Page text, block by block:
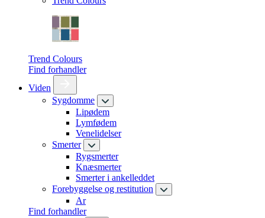
Trend Colours
Find forhandler
Viden
Sygdomme
Lipødem
Lymfødem
Venelidelser
Smerter
Rygsmerter
Knæsmerter
Smerter i ankelleddet
Forebyggelse og restitution
Ar
Find forhandler